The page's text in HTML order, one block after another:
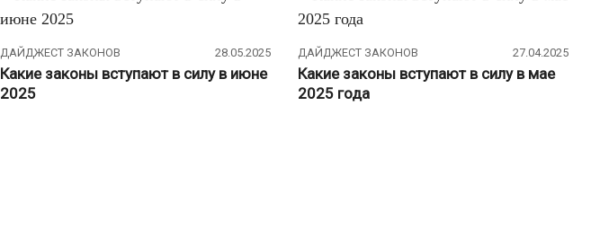
ДАЙДЖЕСТ ЗАКОНОВ 28.05.2025
Какие законы вступают в силу в июне
2025
ДАЙДЖЕСТ ЗАКОНОВ 27.04.2025
Какие законы вступают в силу в мае
2025 года